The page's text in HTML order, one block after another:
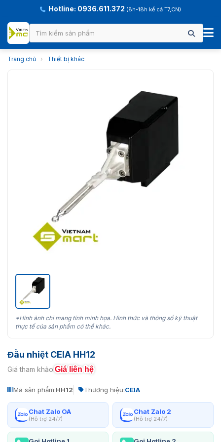
Hotline: 0936.611.372 (8h-18h kể cả T7,CN)
Trang chủ › Thiết bị khác
*Hình ảnh chỉ mang tính minh họa. Hình thức và thông số kỹ thuật
thực tế của sản phẩm có thể khác.
Đầu nhiệt CEIA HH12
Giá tham khảo:Giá liên hệ
Mã sản phẩm:HH12 Thương hiệu:CEIA
Chat Zalo OA
(Hỗ trợ 24/7)
Chat Zalo 2
(Hỗ trợ 24/7)